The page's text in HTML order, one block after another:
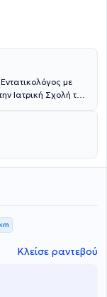
με
Ιατρική Σχολή του
και διετέλεσε
Κλινική,
εμπειρία και
συνεργάζεται
Κλείσε ραντεβού